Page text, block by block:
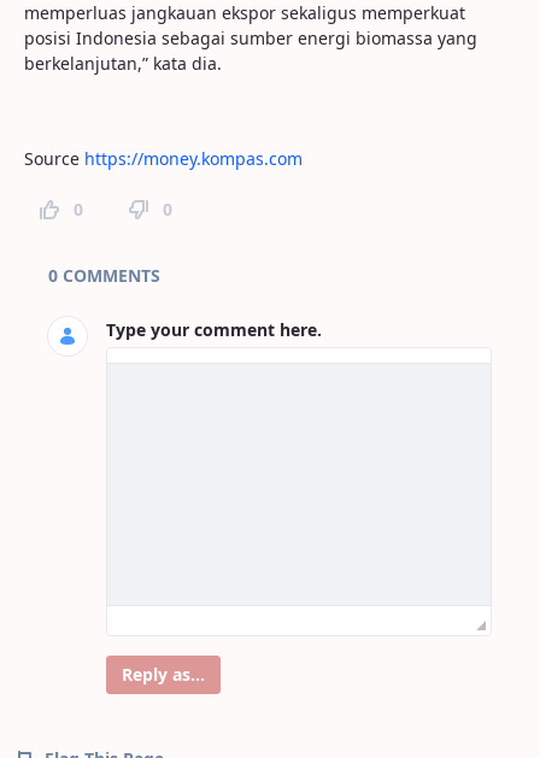
memperluas jangkauan ekspor sekaligus memperkuat
posisi Indonesia sebagai sumber energi biomassa yang
berkelanjutan,” kata dia.
Source https://money.kompas.com
0 0
Page Comments
0 COMMENTS
Type your comment here.
Reply as...